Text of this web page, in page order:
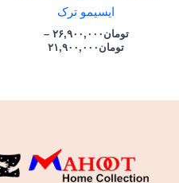
ایسیمو ترک
تومان ۲۶,۹۰۰,۰۰۰ –
تومان ۲۱,۹۰۰,۰۰۰